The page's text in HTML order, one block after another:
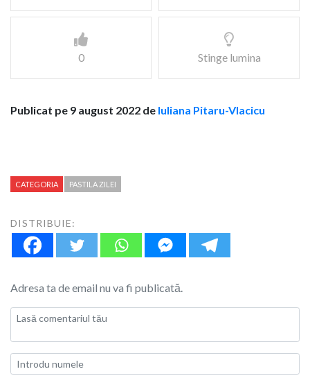
0 Stinge lumina
Publicat pe 9 august 2022 de Iuliana Pitaru-Vlacicu
CATEGORIA PASTILA ZILEI
DISTRIBUIE:
Adresa ta de email nu va fi publicată.